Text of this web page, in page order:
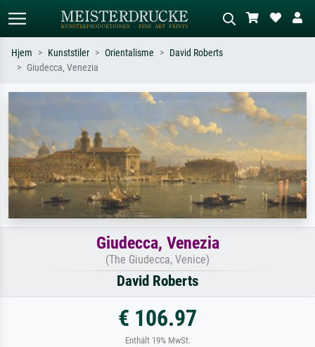
Søk etter kunstner, tittel eller stil – for
impresjonisme, Hokusai-bølgen, akt.
Beskriv scenen – for eksempel grønn
eng, abstrakt med mye rødt, mørkt
oljemaleri, stående akt ved et tre.
Hjem Kunststiler Orientalisme
David Roberts
Giudecca, Venezia
Giudecca, Venezia
(The Giudecca, Venice)
David Roberts
€ 106.97
Enthält 19% MwSt.